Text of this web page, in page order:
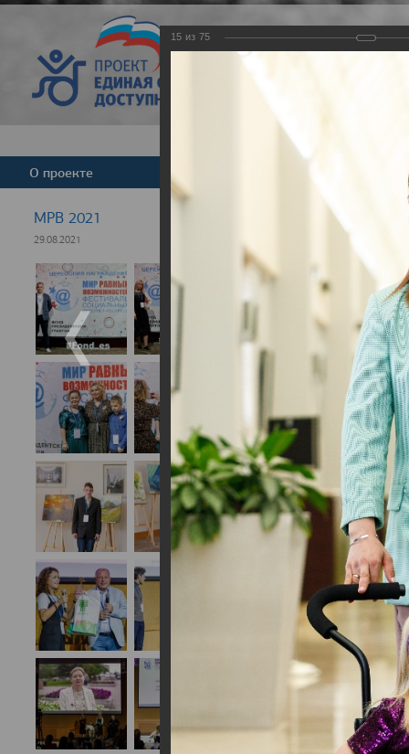
Версия для
О проекте Команда
МРВ 2021
29.08.2021
15 из 75